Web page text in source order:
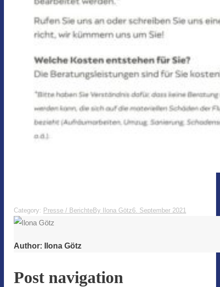
Category: Presse / BerichteBy Ilona Götz6. September 2021
Author: Ilona Götz
Post navigation